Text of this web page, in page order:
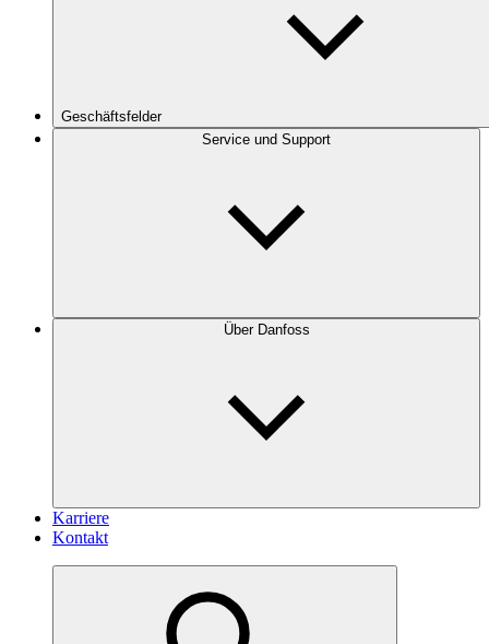
Geschäftsfelder
Service und Support
Über Danfoss
Karriere
Kontakt